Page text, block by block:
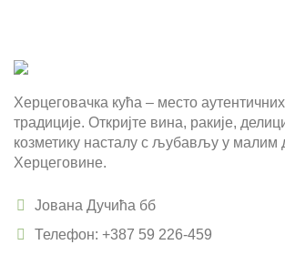
Херцеговачка кућа – место
традиције. Откријте вина, ракије,
козметику насталу с љубављу у малим
Херцеговине.
Јована Дучића бб
Телефон: +387 59 226-459